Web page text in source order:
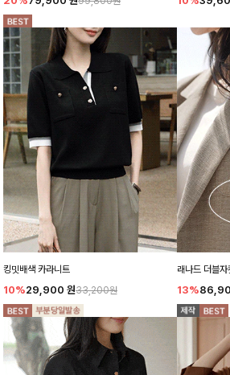
킹밋배색 카라니트
10%29,900 원33,200원
래나드 더블자
13%